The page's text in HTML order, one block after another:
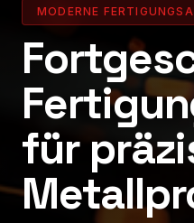
MODERNE
für